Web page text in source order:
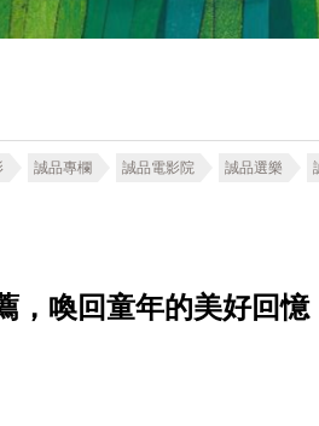
誠品專欄 誠品電影院 誠品選樂
，喚回童年的美好回憶